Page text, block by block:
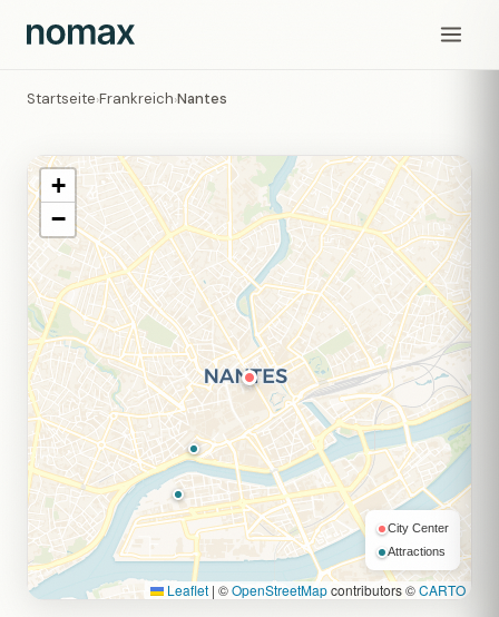
Startseite›Frankreich›Nantes
+
−
City Center
Attractions
Leaflet | ©OpenStreetMapcontributors ©CARTO